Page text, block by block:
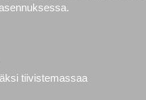
tiivistemassaa